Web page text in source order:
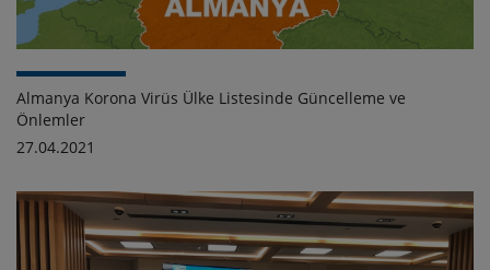
Almanya Korona Virüs Ülke Listesinde Güncelleme ve
Önlemler
27.04.2021